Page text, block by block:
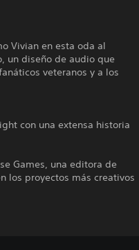
Vivian en esta oda al
un diseño de audio que
veteranos y a los
con una extensa historia
Games, una editora de
los proyectos más creativos